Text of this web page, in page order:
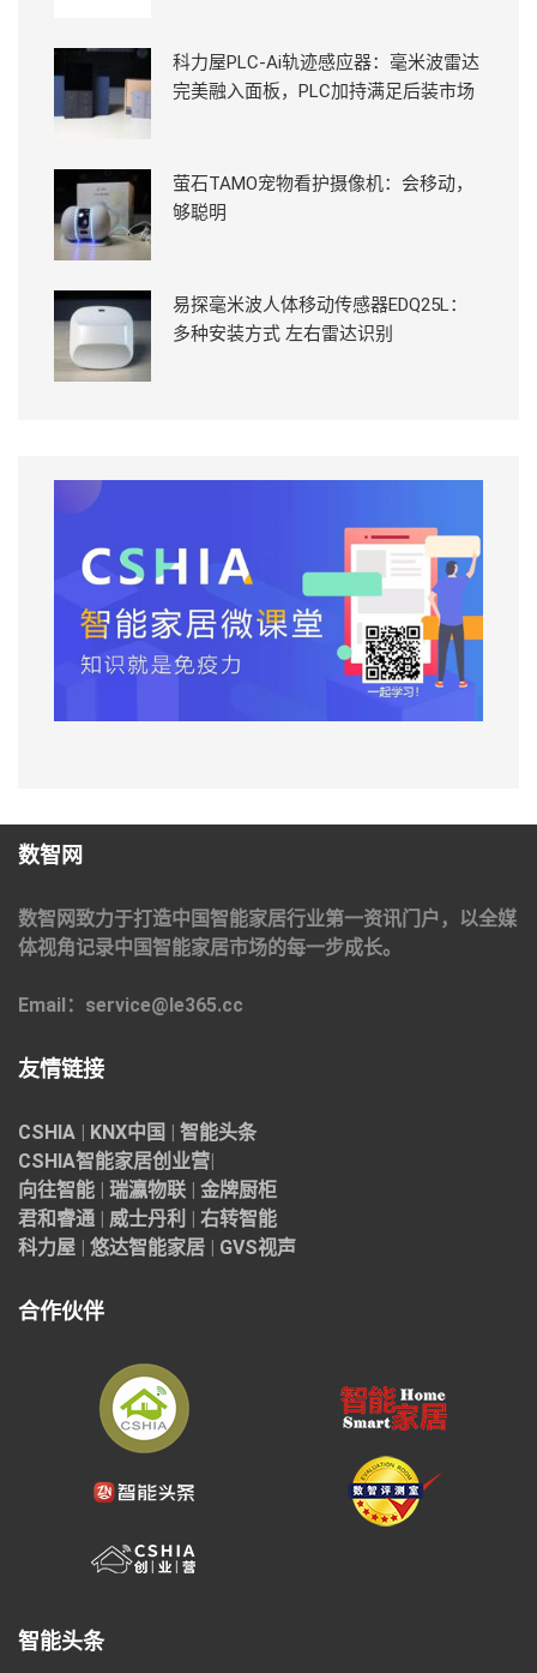
科力屋PLC-Ai轨迹感应器：毫米波雷达
完美融入面板，PLC加持满足后装市场
萤石TAMO宠物看护摄像机：会移动，
够聪明
易探毫米波人体移动传感器EDQ25L：
多种安装方式 左右雷达识别
数智网
数智网致力于打造中国智能家居行业第一资讯门户，以全媒
体视角记录中国智能家居市场的每一步成长。
Email：service@le365.cc
友情链接
CSHIA KNX中国
智能头条
CSHIA智能家居创业营
向往智能
瑞瀛物联
金牌厨柜
君和睿通
威士丹利
右转智能
科力屋
悠达智能家居 GVS视声
合作伙伴
智能头条